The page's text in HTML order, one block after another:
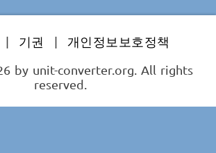
| 기권 |
개인정보보호정책
by unit-converter.org. All rights
reserved.